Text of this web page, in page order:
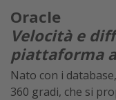
Oracle
Velocità e
piattaforma
Nato con i
360 gradi, che si